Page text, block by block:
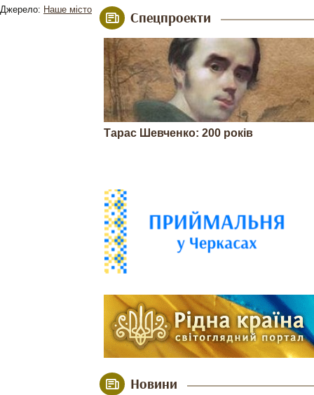
Джерело: Наше місто Спецпроекти
Тарас Шевченко: 200 років
Новини